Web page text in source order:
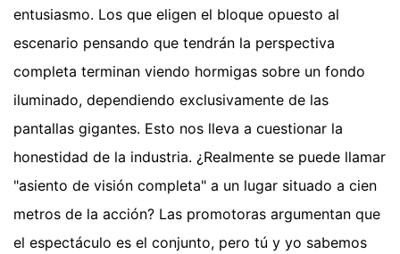
entusiasmo. Los que eligen el bloque opuesto al
escenario pensando que tendrán la perspectiva
completa terminan viendo hormigas sobre un fondo
iluminado, dependiendo exclusivamente de las
pantallas gigantes. Esto nos lleva a cuestionar la
honestidad de la industria. ¿Realmente se puede llamar
"asiento de visión completa" a un lugar situado a cien
metros de la acción? Las promotoras argumentan que
el espectáculo es el conjunto, pero tú y yo sabemos